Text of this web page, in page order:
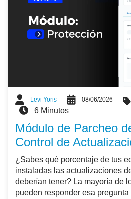
Levi Yoris 08/06/2026
6 Minutos
Módulo de Parcheo
Control de
¿Sabes qué porcentaje de tus
instaladas las actualizaciones
deberían tener? La mayoría de
pueden responder esa